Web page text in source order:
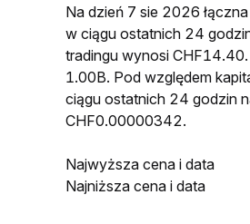
Na dzień 7 sie 2026
w ciągu ostatnich 24
tradingu wynosi
1.00B. Pod względem
ciągu ostatnich 24 godzin
CHF0.00000342.
Najwyższa cena i data
Najniższa cena i data